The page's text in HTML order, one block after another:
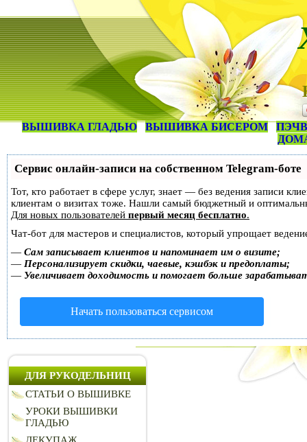
ВЫШИВКА ГЛАДЬЮ ВЫШИВКА БИСЕРОМ
Сервис онлайн-записи на собственном Telegram-боте
Тот, кто работает в сфере услуг, знает — без ведения записи
клиентам о визитах тоже. Нашли самый бюджетный и
Для новых пользователей первый месяц бесплатно.
Чат-бот для мастеров и специалистов, который упрощает
— Сам записывает клиентов и напоминает им о визите;
— Персонализирует скидки, чаевые, кэшбэк и предоплаты;
— Увеличивает доходимость и помогает больше
Начать пользоваться сервисом
ДЛЯ РУКОДЕЛЬНИЦ
СТАТЬИ О ВЫШИВКЕ
УРОКИ ВЫШИВКИ
ГЛАДЬЮ